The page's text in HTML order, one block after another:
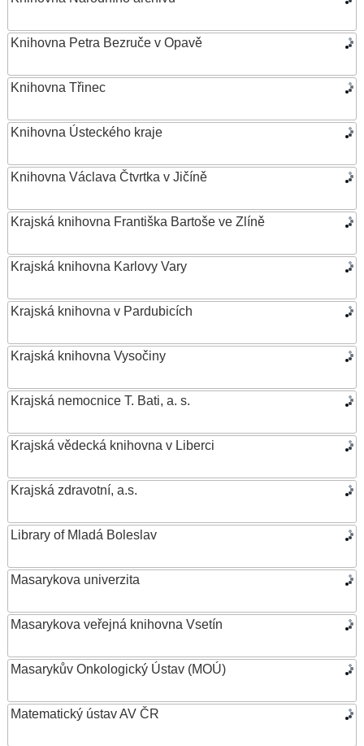
Knihovna Petra Bezruče v Opavě
Knihovna Třinec
Knihovna Ústeckého kraje
Knihovna Václava Čtvrtka v Jičíně
Krajská knihovna Františka Bartoše ve Zlíně
Krajská knihovna Karlovy Vary
Krajská knihovna v Pardubicích
Krajská knihovna Vysočiny
Krajská nemocnice T. Bati, a. s.
Krajská vědecká knihovna v Liberci
Krajská zdravotní, a.s.
Library of Mladá Boleslav
Masarykova univerzita
Masarykova veřejná knihovna Vsetín
Masarykův Onkologický Ústav (MOÚ)
Matematický ústav AV ČR